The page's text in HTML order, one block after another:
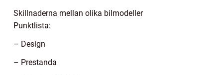
Skillnaderna mellan olika bilmodeller
Punktlista:
– Design
– Prestanda